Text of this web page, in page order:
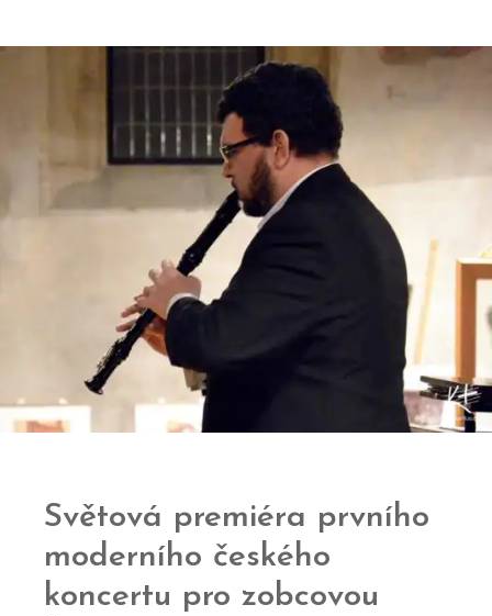
Světová premiéra prvního
moderního českého
koncertu pro zobcovou